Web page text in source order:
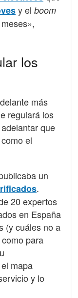
y el boom
los
más
regulará los
que
el
un
.
20 expertos
en España
(y cuáles no a
para
mapa
y lo